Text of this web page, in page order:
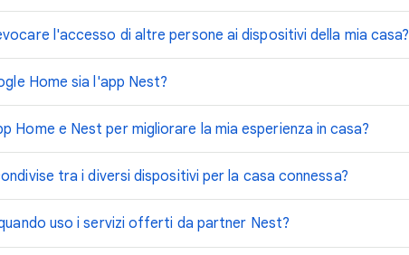
l'accesso di altre persone ai dispositivi della mia casa?
Home sia l'app Nest?
Home e Nest per migliorare la mia esperienza in casa?
tra i diversi dispositivi per la casa connessa?
uso i servizi offerti da partner Nest?